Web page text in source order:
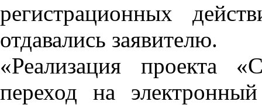
регистрационных
отдавались заявителю.
«Реализация проекта
переход на